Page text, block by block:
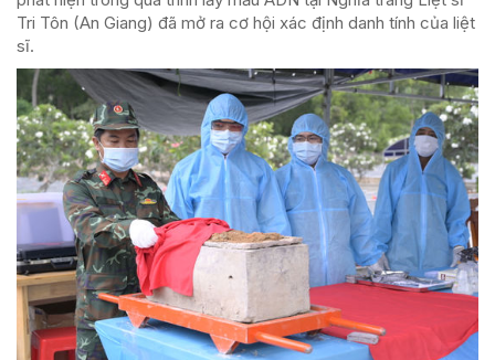
Tri Tôn (An Giang) đã mở ra cơ hội xác định danh tính của liệt
sĩ.